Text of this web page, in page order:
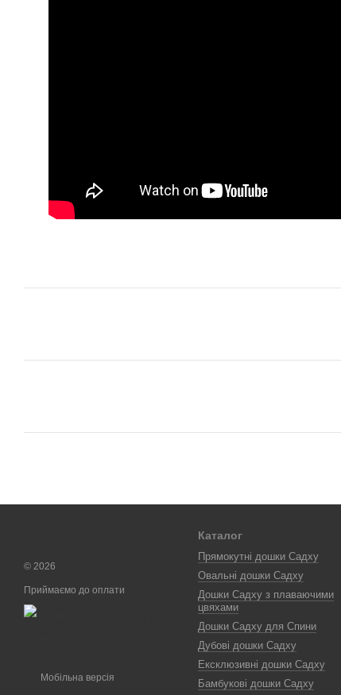
© 2026
Приймаємо до оплати
Мобільна версія
Каталог
Прямокутні дошки Садху
Овальні дошки Садху
Дошки Садху з плаваючими
цвяхами
Дошки Садху для Спини
Дубові дошки Садху
Ексклюзивні дошки Садху
Бамбукові дошки Садху